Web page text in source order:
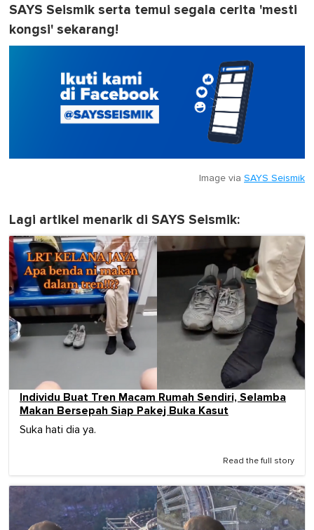
SAYS Seismik serta temui segala cerita 'mesti
kongsi' sekarang!
Image via SAYS Seismik
Lagi artikel menarik di SAYS Seismik:
Individu Buat Tren Macam Rumah Sendiri, Selamba
Makan Bersepah Siap Pakej Buka Kasut
Suka hati dia ya.
Read the full story